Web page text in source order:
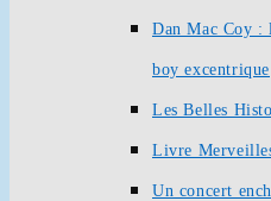
Dan Mac Coy :
boy excentrique
Les Belles
Livre
Un concert